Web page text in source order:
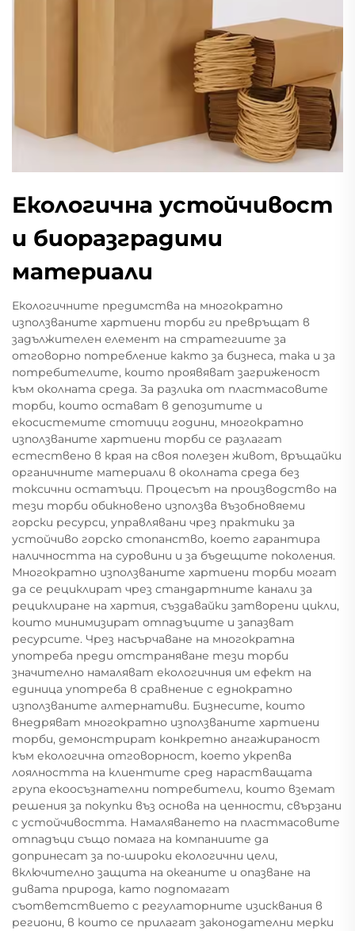
Екологична устойчивост
и биоразградими
материали
Екологичните предимства на многократно
използваните хартиени торби ги превръщат в
задължителен елемент на стратегиите за
отговорно потребление както за бизнеса, така и за
потребителите, които проявяват загриженост
към околната среда. За разлика от пластмасовите
торби, които остават в депозитите и
екосистемите стотици години, многократно
използваните хартиени торби се разлагат
естествено в края на своя полезен живот, връщайки
органичните материали в околната среда без
токсични остатъци. Процесът на производство на
тези торби обикновено използва възобновяеми
горски ресурси, управлявани чрез практики за
устойчиво горско стопанство, което гарантира
наличността на суровини и за бъдещите поколения.
Многократно използваните хартиени торби могат
да се рециклират чрез стандартните канали за
рециклиране на хартия, създавайки затворени цикли,
които минимизират отпадъците и запазват
ресурсите. Чрез насърчаване на многократна
употреба преди отстраняване тези торби
значително намаляват екологичния им ефект на
единица употреба в сравнение с еднократно
използваните алтернативи. Бизнесите, които
внедряват многократно използваните хартиени
торби, демонстрират конкретно ангажираност
към екологична отговорност, което укрепва
лоялността на клиентите сред нарастващата
група екоосъзнателни потребители, които вземат
решения за покупки въз основа на ценности, свързани
с устойчивостта. Намаляването на пластмасовите
отпадъци също помага на компаниите да
допринесат за по-широки екологични цели,
включително защита на океаните и опазване на
дивата природа, като подпомагат
съответствието с регулаторните изисквания в
региони, в които се прилагат законодателни мерки